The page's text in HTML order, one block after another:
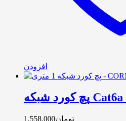
افزودن
تومان1,558,000